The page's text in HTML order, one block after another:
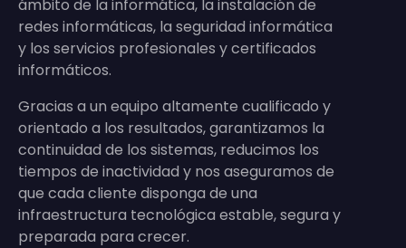
ámbito de la informática, la instalación de
redes informáticas, la seguridad informática
y los servicios profesionales y certificados
informáticos.
Gracias a un equipo altamente cualificado y
orientado a los resultados, garantizamos la
continuidad de los sistemas, reducimos los
tiempos de inactividad y nos aseguramos de
que cada cliente disponga de una
infraestructura tecnológica estable, segura y
preparada para crecer.